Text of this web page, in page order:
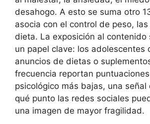
desahogo. A esto se suma otro
asocia con el control de peso,
dieta. La exposición al contenido
un papel clave: los adolescentes
anuncios de dietas o
frecuencia reportan
psicológico más bajas, una señal
qué punto las redes sociales
una imagen de mayor fragilidad.